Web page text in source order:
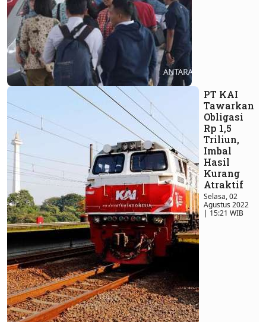
PT KAI
Tawarkan
Obligasi
Rp 1,5
Triliun,
Imbal
Hasil
Kurang
Atraktif
Selasa, 02
Agustus 2022
| 15:21 WIB